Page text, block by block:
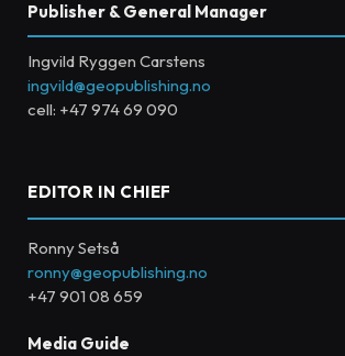
Publisher & General Manager
Ingvild Ryggen Carstens
ingvild@geopublishing.no
cell: +47 974 69 090
EDITOR IN CHIEF
Ronny Setså
ronny@geopublishing.no
+47 901 08 659
Media Guide